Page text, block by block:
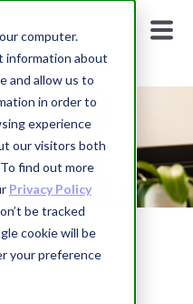
computer.
information about
and allow us to
in order to
experience
our visitors both
find out more
Privacy Policy
be tracked
cookie will be
your preference